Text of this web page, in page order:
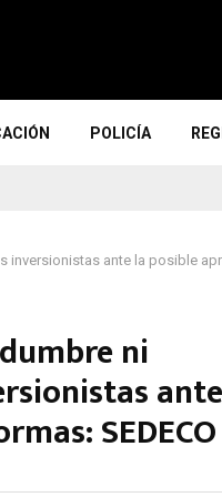
POLICÍA
inversionistas ante la posible
ni
SEDECO